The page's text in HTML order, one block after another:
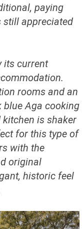
paying
still appreciated
its current
rooms and an
Aga cooking
kitchen is shaker
for this type of
with the
original
historic feel